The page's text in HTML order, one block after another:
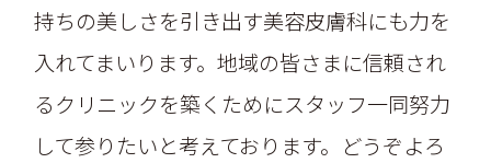
持ちの美しさを引き出す美容皮膚科にも力を
入れてまいります。地域の皆さまに信頼され
るクリニックを築くためにスタッフ一同努力
して参りたいと考えております。どうぞよろ